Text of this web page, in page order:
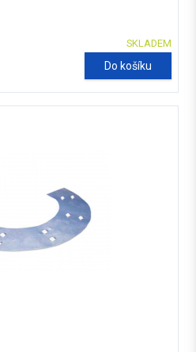
SKLADEM
Do košíku